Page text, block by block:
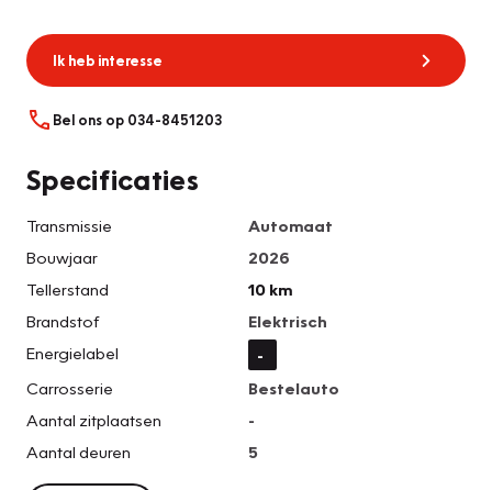
Ik heb interesse
Bel ons op 034-8451203
Specificaties
Transmissie
Automaat
Bouwjaar
2026
Tellerstand
10 km
Brandstof
Elektrisch
Energielabel
-
Carrosserie
Bestelauto
Aantal zitplaatsen
-
Aantal deuren
5